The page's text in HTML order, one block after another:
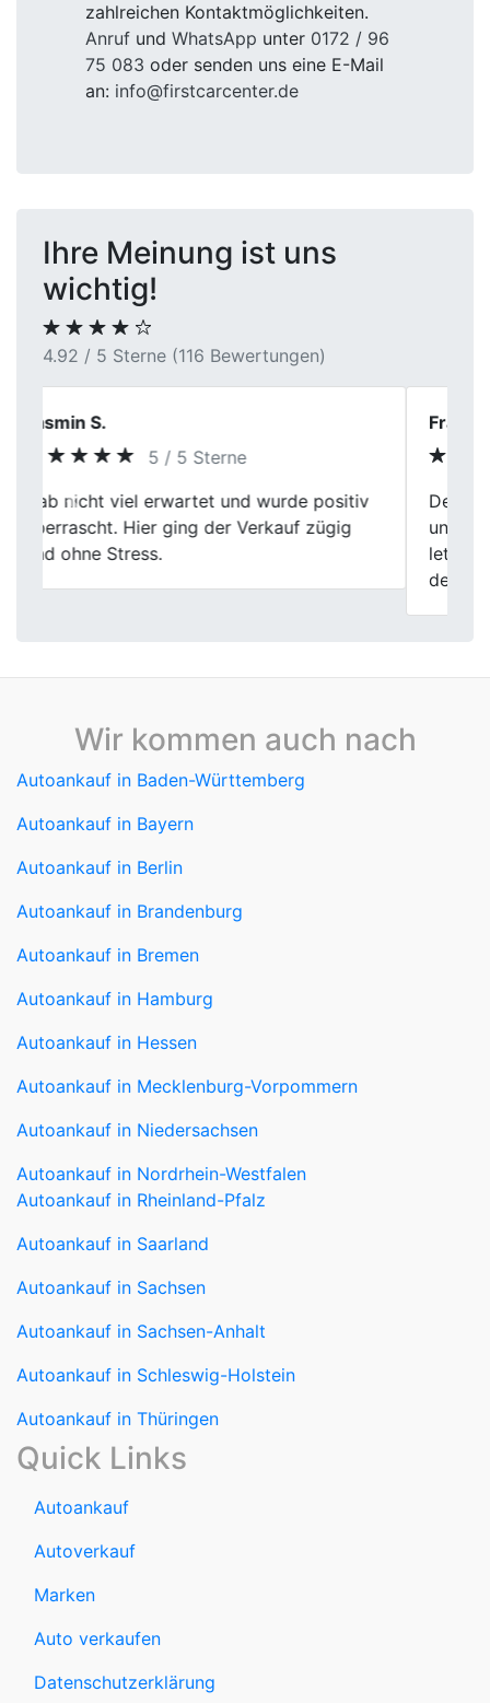
zahlreichen Kontaktmöglichkeiten.
Anruf und WhatsApp unter 0172 / 96
75 083 oder senden uns eine E-Mail
an: info@firstcarcenter.de
Ihre Meinung ist uns
wichtig!
4.92 / 5 Sterne (116 Bewertungen)
Frank Huber
5 / 5 Sterne
Der Verkaufsprozess war gut organisiert
und verständlich. Eine Einigung kam
letztlich am Preis zustande nicht zustande,
Previous Next
Wir kommen auch nach
Autoankauf in Baden-Württemberg
Autoankauf in Bayern
Autoankauf in Berlin
Autoankauf in Brandenburg
Autoankauf in Bremen
Autoankauf in Hamburg
Autoankauf in Hessen
Autoankauf in Mecklenburg-Vorpommern
Autoankauf in Niedersachsen
Autoankauf in Nordrhein-Westfalen
Autoankauf in Rheinland-Pfalz
Autoankauf in Saarland
Autoankauf in Sachsen
Autoankauf in Sachsen-Anhalt
Autoankauf in Schleswig-Holstein
Autoankauf in Thüringen
Quick Links
Autoankauf
Autoverkauf
Marken
Auto verkaufen
Datenschutzerklärung